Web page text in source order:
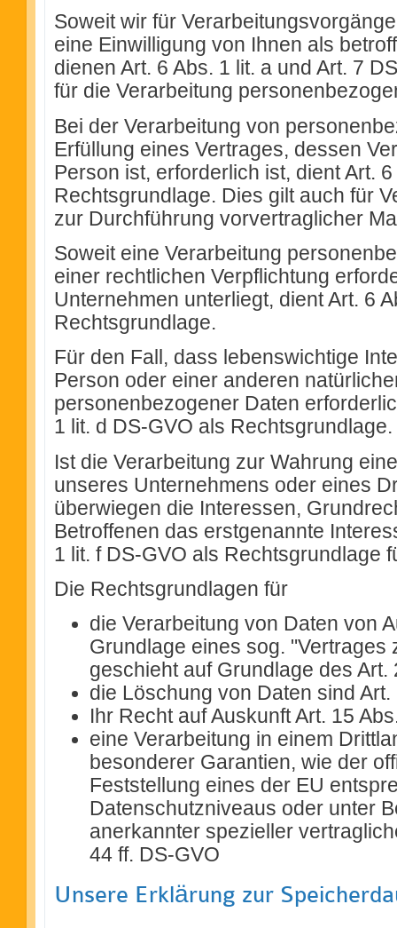
Soweit wir für
eine Einwilligung von Ihnen als
dienen Art. 6 Abs. 1 lit. a und Art. 7
für die Verarbeitung
Bei der Verarbeitung von
Erfüllung eines Vertrages, dessen
Person ist, erforderlich ist, dient Art.
Rechtsgrundlage. Dies gilt auch für
zur Durchführung vorvertraglicher
Soweit eine Verarbeitung
einer rechtlichen Verpflichtung
Unternehmen unterliegt, dient Art. 6
Rechtsgrundlage.
Für den Fall, dass lebenswichtige
Person oder einer anderen
personenbezogener Daten
1 lit. d DS-GVO als Rechtsgrundlage.
Ist die Verarbeitung zur Wahrung
unseres Unternehmens oder eines
überwiegen die Interessen,
Betroffenen das erstgenannte
1 lit. f DS-GVO als Rechtsgrundlage
Die Rechtsgrundlagen für
die Verarbeitung von Daten von
Grundlage eines sog. "Vertrages
geschieht auf Grundlage des Art.
die Löschung von Daten sind
Ihr Recht auf Auskunft Art. 15
eine Verarbeitung in einem
besonderer Garantien, wie der
Feststellung eines der EU
Datenschutzniveaus oder unter
anerkannter spezieller
44 ff. DS-GVO
Unsere Erklärung zur